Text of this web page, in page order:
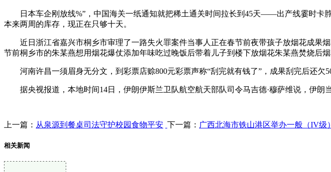
日本车企刚放线%”，中国海关一纸通知就把稀土通关时间拉长到45天——出产线霎时卡
本来两周的库存，现正在只够十天。
近日浙江省嘉兴市桐乡市审理了一路失火罪案件当事人正在春节前夜带孩子放烟花成果
节前桐乡市的朱某燕想用烟花爆仗添加年味吃过晚饭后带着儿子到楼下放烟花朱某燕焚烧后
河南许昌一须眉身无分文，到彩票店赊800元彩票声称“刮完就有钱了”，成果刮完后还欠
据央视报道，本地时间14日，伊朗伊斯兰卫队航空航天部队司令马吉德·穆萨维说，伊朗
上一篇： 从泉源到餐桌司法守护校园食物平安 下一篇： 广西北海市铁山港区举办一般（IV级
相关新闻